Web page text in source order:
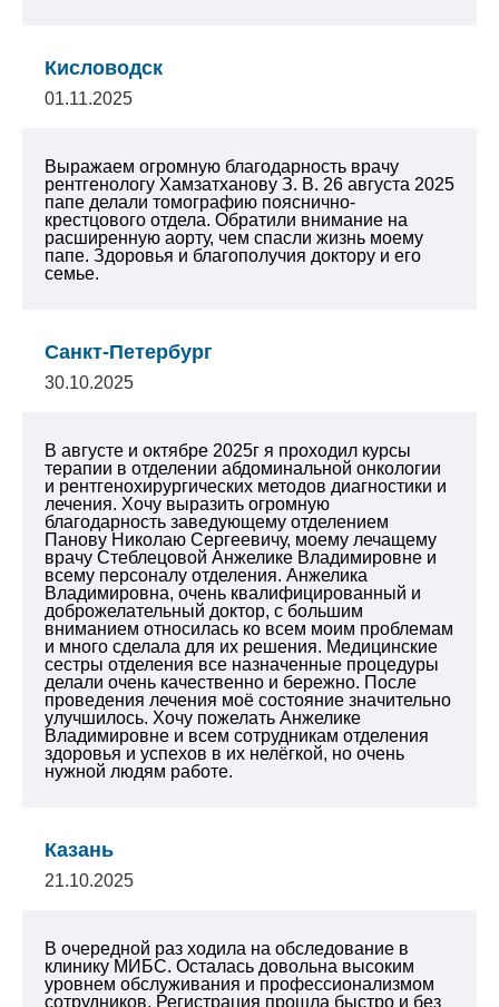
Кисловодск
01.11.2025
Выражаем огромную благодарность врачу
рентгенологу Хамзатханову З. В. 26 августа 2025
папе делали томографию пояснично-
крестцового отдела. Обратили внимание на
расширенную аорту, чем спасли жизнь моему
папе. Здоровья и благополучия доктору и его
семье.
Санкт-Петербург
30.10.2025
В августе и октябре 2025г я проходил курсы
терапии в отделении абдоминальной онкологии
и рентгенохирургических методов диагностики и
лечения. Хочу выразить огромную
благодарность заведующему отделением
Панову Николаю Сергеевичу, моему лечащему
врачу Стеблецовой Анжелике Владимировне и
всему персоналу отделения. Анжелика
Владимировна, очень квалифицированный и
доброжелательный доктор, с большим
вниманием относилась ко всем моим проблемам
и много сделала для их решения. Медицинские
сестры отделения все назначенные процедуры
делали очень качественно и бережно. После
проведения лечения моё состояние значительно
улучшилось. Хочу пожелать Анжелике
Владимировне и всем сотрудникам отделения
здоровья и успехов в их нелёгкой, но очень
нужной людям работе.
Казань
21.10.2025
В очередной раз ходила на обследование в
клинику МИБС. Осталась довольна высоким
уровнем обслуживания и профессионализмом
сотрудников. Регистрация прошла быстро и без